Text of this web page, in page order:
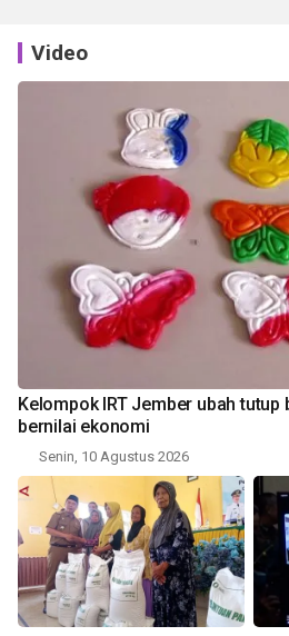
Video
Kelompok IRT Jember ubah
bernilai ekonomi
Senin, 10 Agustus 2026